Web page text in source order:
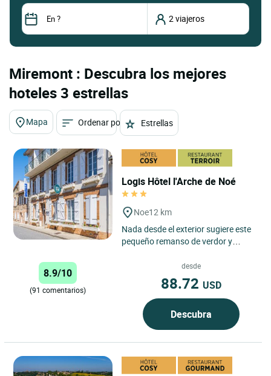
Miremont : Descubra los mejores
hoteles 3 estrellas
Mapa Ordenar por Estrellas
Logis Hôtel l'Arche de Noé
Noe12 km
Nada desde el exterior sugiere este
pequeño remanso de verdor y
coches y al mismo tiempo...
8.9/10
(91 comentarios)
desde
88.72 USD
Descubra